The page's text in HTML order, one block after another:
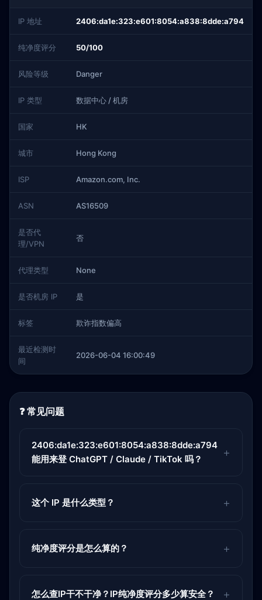
IP 地址 2406:da1e:323:e601:8054:a838:8dde:a794
纯净度评分 50/100
风险等级 Danger
IP 类型 数据中心 / 机房
国家 HK
城市 Hong Kong
ISP Amazon.com, Inc.
ASN AS16509
是否代
理/VPN
否
代理类型 None
是否机房 IP 是
标签 欺诈指数偏高
最近检测时
间
2026-06-04 16:00:49
❓ 常见问题
2406:da1e:323:e601:8054:a838:8dde:a794
能用来登 ChatGPT / Claude / TikTok 吗？
这个 IP 是什么类型？
纯净度评分是怎么算的？
怎么查IP干不干净？IP纯净度评分多少算安全？